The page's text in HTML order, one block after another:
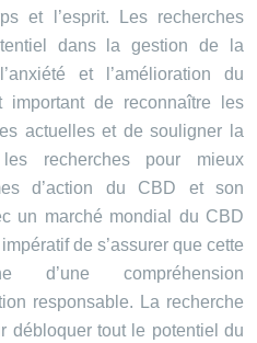
et l’esprit. Les recherches
dans la gestion de la
et l’amélioration du
important de reconnaître les
actuelles et de souligner la
recherches pour mieux
d’action du CBD et son
un marché mondial du CBD
de s’assurer que cette
d’une compréhension
responsable. La recherche
débloquer tout le potentiel du